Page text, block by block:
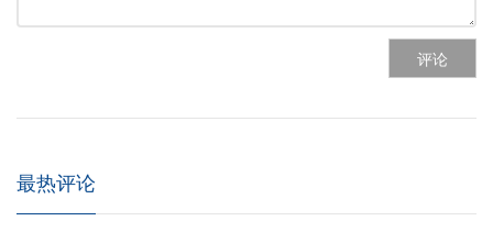
评论
最热评论